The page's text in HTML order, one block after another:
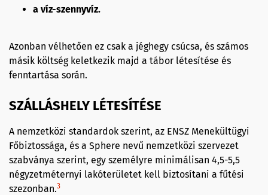
a víz-szennyvíz.
Azonban vélhetően ez csak a jéghegy csúcsa, és számos
másik költség keletkezik majd a tábor létesítése és
fenntartása során.
SZÁLLÁSHELY LÉTESÍTÉSE
A nemzetközi standardok szerint, az ENSZ Menekültügyi
Főbiztossága, és a Sphere nevű nemzetközi szervezet
szabványa szerint, egy személyre minimálisan 4,5-5,5
négyzetméternyi lakóterületet kell biztosítani a fűtési
szezonban.3